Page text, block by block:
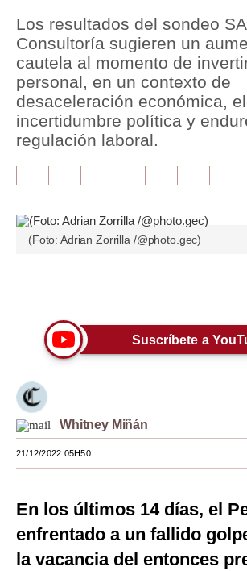
Finanzas Personales
Inmobiliarias
Plus G
Opinión
Blogs
Viajes
Estilos
Mundo
España
Internacional
Los resultados del sondeo
Consultoría sugieren un
cautela al momento de
personal, en un contexto de
desaceleración económica,
incertidumbre política y
regulación laboral.
(Foto: Adrian Zorrilla /@photo.gec)
Suscríbete a
Whitney Miñán
21/12/2022 05H50
En los últimos 14 días, el
enfrentado a un fallido
la vacancia del entonces